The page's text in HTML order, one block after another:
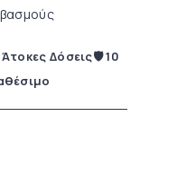
Δόσεις🛡 10